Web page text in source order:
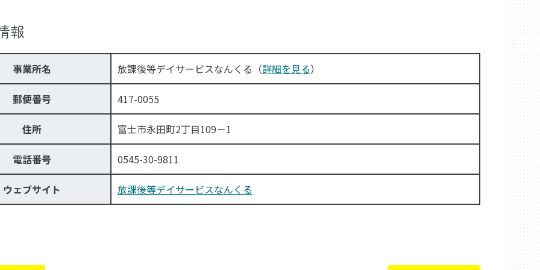
報
事業所名 放課後等デイサービスなんくる（詳細を見る）
郵便番号 417-0055
住所 富士市永田町2丁目109－1
電話番号 0545-30-9811
ウェブサイト 放課後等デイサービスなんくる